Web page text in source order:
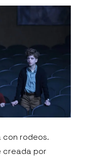
con rodeos.
creada por